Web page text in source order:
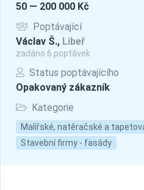
50 — 200 000 Kč
Poptávající
Václav Š., Libeř
zadáno 6 poptávek
Status poptávajícího
Opakovaný zákazník
Kategorie
Malířské, natěračské a
Stavební firmy - fasády